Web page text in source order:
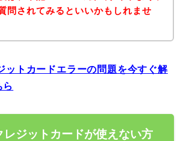
問されてみるといいかもしれませ
ットカードエラーの問題を今すぐ解
レジットカードが使えない方